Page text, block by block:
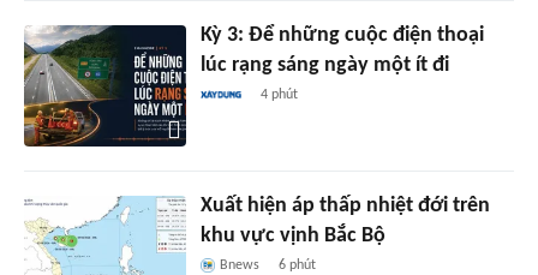
Kỳ 3: Để những cuộc điện thoại
lúc rạng sáng ngày một ít đi
4 phút
Xuất hiện áp thấp nhiệt đới trên
khu vực vịnh Bắc Bộ
Bnews 6 phút